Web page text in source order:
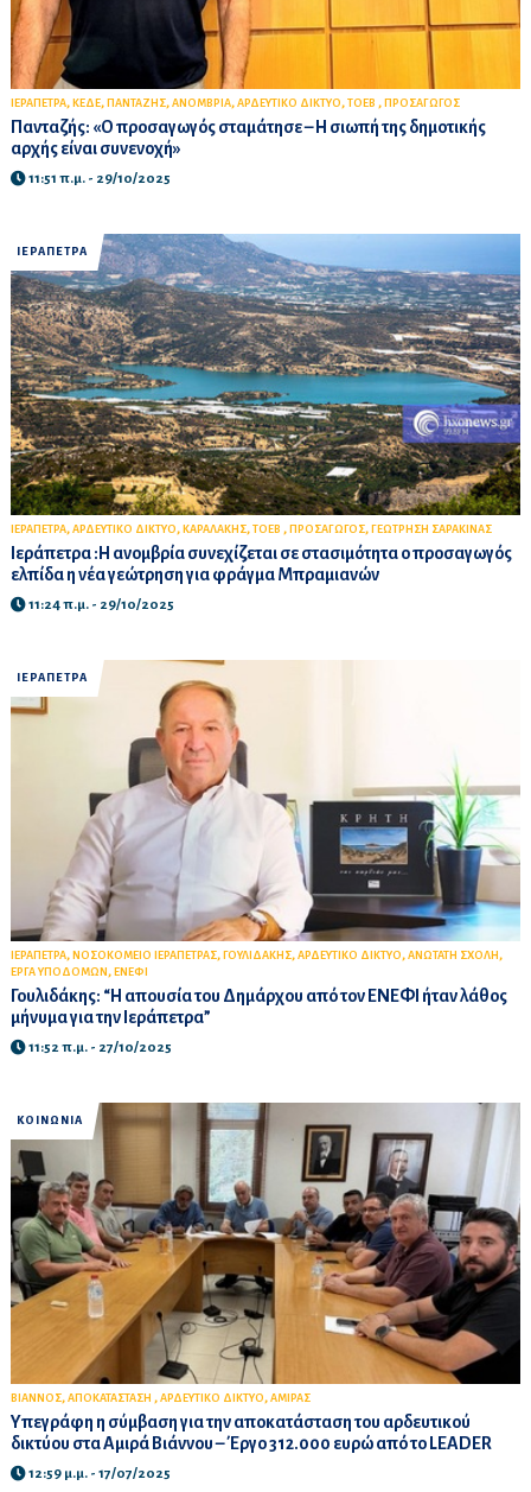
ΙΕΡΑΠΕΤΡΑ, ΚΕΔΕ, ΠΑΝΤΑΖΗΣ, ΑΝΟΜΒΡΙΑ, ΑΡΔΕΥΤΙΚΟ ΔΙΚΤΥΟ, ΤΟΕΒ , ΠΡΟΣΑΓΩΓΟΣ
Πανταζής: «Ο προσαγωγός σταμάτησε – Η σιωπή της δημοτικής
αρχής είναι συνενοχή»
11:51 π.μ. - 29/10/2025
ΙΕΡΑΠΕΤΡΑ
ΙΕΡΑΠΕΤΡΑ, ΑΡΔΕΥΤΙΚΟ ΔΙΚΤΥΟ, ΚΑΡΑΛΑΚΗΣ, ΤΟΕΒ , ΠΡΟΣΑΓΩΓΟΣ, ΓΕΩΤΡΗΣΗ ΣΑΡΑΚΙΝΑΣ
Ιεράπετρα :Η ανομβρία συνεχίζεται σε στασιμότητα ο προσαγωγός
ελπίδα η νέα γεώτρηση για φράγμα Μπραμιανών
11:24 π.μ. - 29/10/2025
ΙΕΡΑΠΕΤΡΑ
ΙΕΡΑΠΕΤΡΑ, ΝΟΣΟΚΟΜΕΙΟ ΙΕΡΑΠΕΤΡΑΣ, ΓΟΥΛΙΔΑΚΗΣ, ΑΡΔΕΥΤΙΚΟ ΔΙΚΤΥΟ, ΑΝΩΤΑΤΗ ΣΧΟΛΗ ,
ΕΡΓΑ ΥΠΟΔΟΜΩΝ , ΕΝΕΦΙ
Γουλιδάκης: “Η απουσία του Δημάρχου από τον ΕΝΕΦΙ ήταν λάθος
μήνυμα για την Ιεράπετρα”
11:52 π.μ. - 27/10/2025
ΚΟΙΝΩΝΙΑ
ΒΙΑΝΝΟΣ, ΑΠΟΚΑΤΑΣΤΑΣΗ , ΑΡΔΕΥΤΙΚΟ ΔΙΚΤΥΟ, ΑΜΙΡΑΣ
Υπεγράφη η σύμβαση για την αποκατάσταση του αρδευτικού
δικτύου στα Αμιρά Βιάννου – Έργο 312.000 ευρώ από το LEADER
12:59 μ.μ. - 17/07/2025